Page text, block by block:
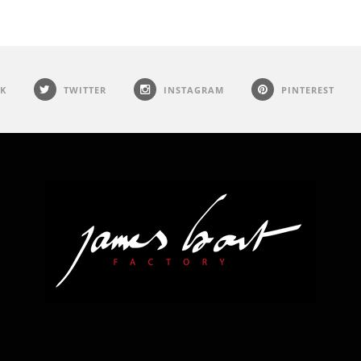
TWITTER INSTAGRAM PINTEREST